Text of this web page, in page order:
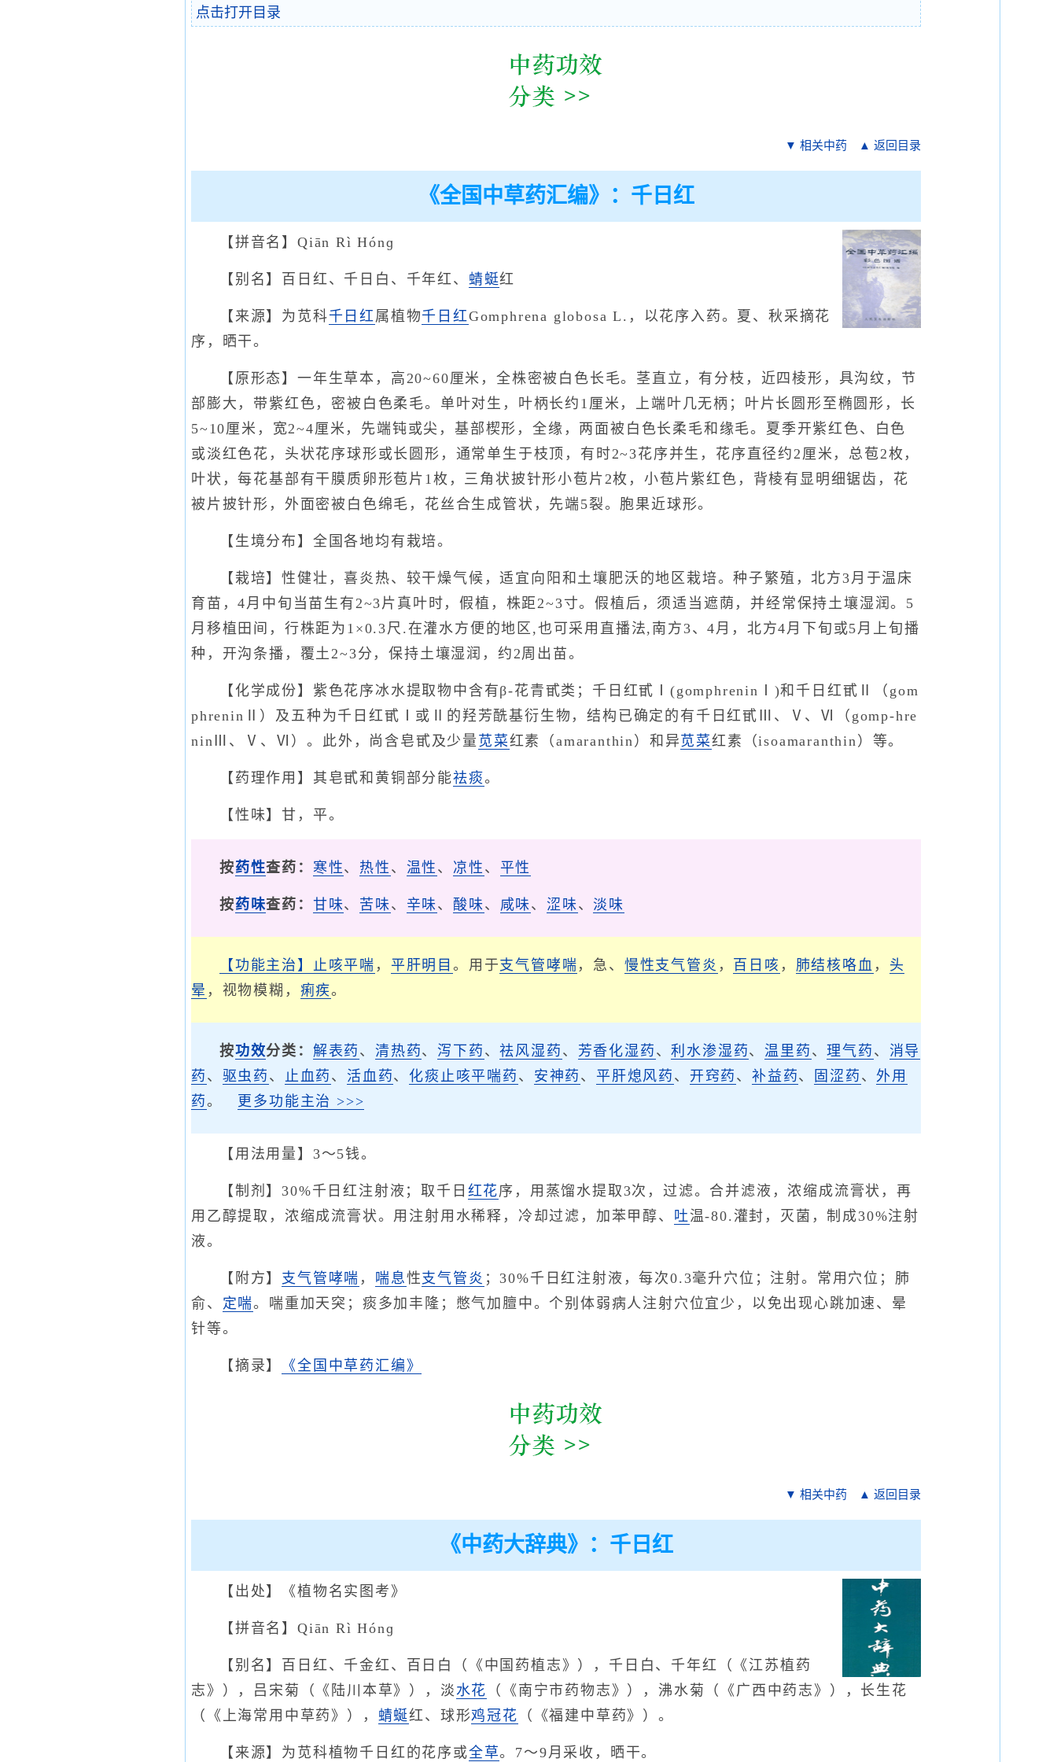
点击打开目录
▼ 相关中药 ▲ 返回目录
《全国中草药汇编》：千日红
【拼音名】Qiān Rì Hónɡ
【别名】百日红、千日白、千年红、 蜻蜓红
【来源】为苋科千日红属植物千日红Gomphrena globosa L.，以花序入药。夏、秋采摘花
序，晒干。
【原形态】一年生草本，高20~60厘米，全株密被白色长毛。茎直立，有分枝，近四棱形，具沟纹，节
部膨大，带紫红色，密被白色柔毛。单叶对生，叶柄长约1厘米，上端叶几无柄；叶片长圆形至椭圆形，长
5~10厘米，宽2~4厘米，先端钝或尖，基部楔形，全缘，两面被白色长柔毛和缘毛。夏季开紫红色、白色
或淡红色花，头状花序球形或长圆形，通常单生于枝顶，有时2~3花序并生，花序直径约2厘米，总苞2枚，
叶状，每花基部有干膜质卵形苞片1枚，三角状披针形小苞片2枚，小苞片紫红色，背棱有显明细锯齿，花
被片披针形，外面密被白色绵毛，花丝合生成管状，先端5裂。胞果近球形。
【生境分布】全国各地均有栽培。
【栽培】性健壮，喜炎热、较干燥气候，适宜向阳和土壤肥沃的地区栽培。种子繁殖，北方3月于温床
育苗，4月中旬当苗生有2~3片真叶时，假植，株距2~3寸。假植后，须适当遮荫，并经常保持土壤湿润。5
月移植田间，行株距为1×0.3尺.在灌水方便的地区,也可采用直播法,南方3、4月，北方4月下旬或5月上旬播
种，开沟条播，覆土2~3分，保持土壤湿润，约2周出苗。
【化学成份】紫色花序冰水提取物中含有β-花青甙类；千日红甙Ⅰ(gomphreninⅠ)和千日红甙Ⅱ（gom
phreninⅡ）及五种为千日红甙Ⅰ或Ⅱ的羟芳酰基衍生物，结构已确定的有千日红甙Ⅲ、Ⅴ、Ⅵ（gomp-hre
ninⅢ、Ⅴ、Ⅵ）。此外，尚含皂甙及少量 苋菜红素（amaranthin）和异苋菜红素（isoamaranthin）等。
【药理作用】其皂甙和黄铜部分能祛痰。
【性味】甘，平。
按药性查药： 寒性、 热性 、 温性 、 凉性 、 平性
按药味查药： 甘味、 苦味、 辛味、 酸味、 咸味、 涩味、 淡味
【功能主治】 止咳平喘 ， 平肝明目。用于支气管哮喘 ，急、 慢性支气管炎 ， 百日咳 ， 肺结核咯血 ， 头
晕 ，视物模糊， 痢疾。
按功效分类： 解表药 、清热药、 泻下药 、祛风湿药 、 芳香化湿药 、利水渗湿药、温里药 、理气药 、 消导
药 、 驱虫药 、 止血药 、 活血药、 化痰止咳平喘药 、 安神药 、 平肝熄风药 、 开窍药 、 补益药、 固涩药 、外用
药。 更多功能主治 >>>
【用法用量】3～5钱。
【制剂】30%千日红注射液；取千日 红花序，用蒸馏水提取3次，过滤。合并滤液，浓缩成流膏状，再
用乙醇提取，浓缩成流膏状。用注射用水稀释，冷却过滤，加苯甲醇、 吐温-80.灌封，灭菌，制成30%注射
液。
【附方】 支气管哮喘 ， 喘息性支气管炎 ；30%千日红注射液，每次0.3毫升穴位；注射。常用穴位；肺
俞、 定喘。喘重加天突；痰多加丰隆；憋气加膻中。个别体弱病人注射穴位宜少，以免出现心跳加速、晕
针等。
【摘录】 《全国中草药汇编》
▼ 相关中药 ▲ 返回目录
《中药大辞典》：千日红
【出处】《植物名实图考》
【拼音名】Qiān Rì Hónɡ
【别名】百日红、千金红、百日白（《中国药植志》），千日白、千年红（《江苏植药
志》），吕宋菊（《陆川本草》），淡 水花
（《南宁市药物志》），沸水菊（《广西中药志》），长生花
（《上海常用中草药》）， 蜻蜒红、球形鸡冠花 （《福建中草药》）。
【来源】为苋科植物千日红的花序或全草。7～9月采收，晒干。